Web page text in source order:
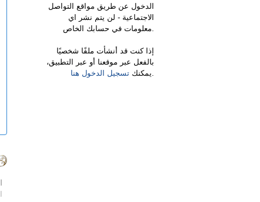
الدخول عن طريق مواقع التواصل
الاجتماعية - لن يتم نشر اي
معلومات في حسابك الخاص.
إذا كنت قد أنشأت ملفًا شخصيًا
بالفعل عبر موقعنا أو عبر التطبيق،
يمكنك تسجيل الدخول هنا .